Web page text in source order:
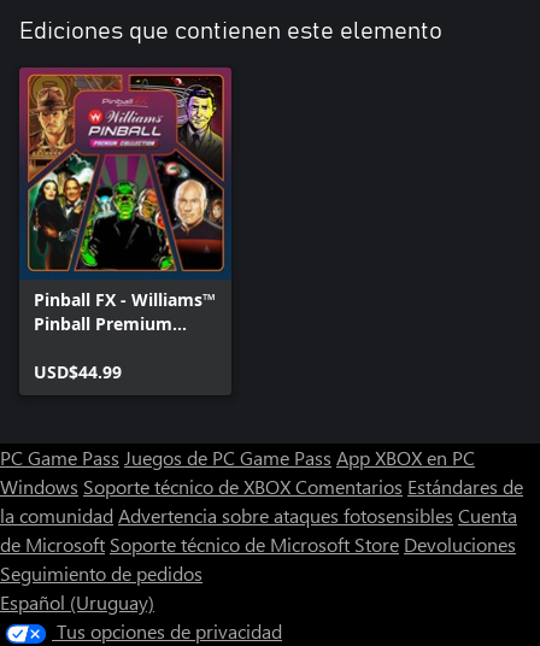
Ediciones que contienen este elemento
Pinball FX - Williams™
Pinball Premium
USD$44.99
PC Game Pass Juegos de PC Game Pass App XBOX en PC
Windows Soporte técnico de XBOXComentarios Estándares de
la comunidad Advertencia sobre ataques fotosensibles Cuenta
de Microsoft Soporte técnico de Microsoft Store Devoluciones
Seguimiento de pedidos
Español (Uruguay)
Tus opciones de privacidad